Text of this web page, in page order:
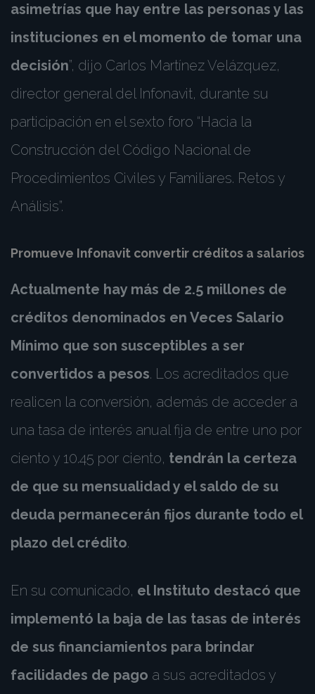
asimetrías que hay entre las personas y las
instituciones en el momento de tomar una
decisión”, dijo Carlos Martínez Velázquez,
director general del Infonavit, durante su
participación en el sexto foro “Hacia la
Construcción del Código Nacional de
Procedimientos Civiles y Familiares. Retos y
Análisis”.
Promueve Infonavit convertir créditos a salarios
Actualmente hay más de 2.5 millones de
créditos denominados en Veces Salario
Mínimo que son susceptibles a ser
convertidos a pesos. Los acreditados que
realicen la conversión, además de acceder a
una tasa de interés anual fija de entre uno por
ciento y 10.45 por ciento, tendrán la certeza
de que su mensualidad y el saldo de su
deuda permanecerán fijos durante todo el
plazo del crédito.
En su comunicado, el Instituto destacó que
implementó la baja de las tasas de interés
de sus financiamientos para brindar
facilidades de pago a sus acreditados y